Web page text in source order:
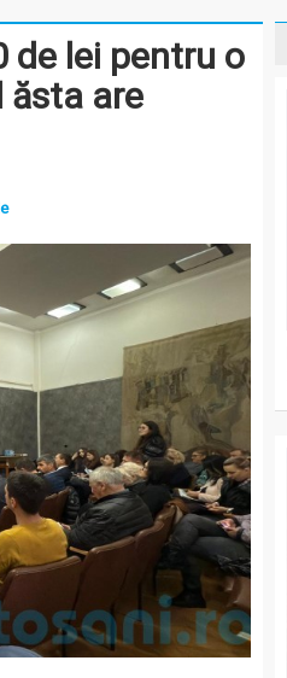
de lei pentru o
ăsta are